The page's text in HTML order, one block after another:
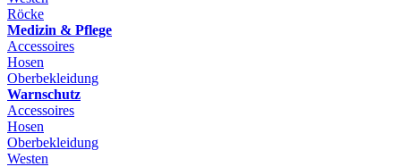
Röcke
Medizin & Pflege
Accessoires
Hosen
Oberbekleidung
Warnschutz
Accessoires
Hosen
Oberbekleidung
Westen